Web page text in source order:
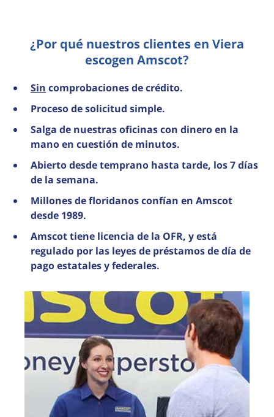
¿Por qué nuestros clientes en Viera
escogen Amscot?
Sin comprobaciones de crédito.
Proceso de solicitud simple.
Salga de nuestras oficinas con dinero en la
mano en cuestión de minutos.
Abierto desde temprano hasta tarde, los 7 días
de la semana.
Millones de floridanos confían en Amscot
desde 1989.
Amscot tiene licencia de la OFR, y está
regulado por las leyes de préstamos de día de
pago estatales y federales.